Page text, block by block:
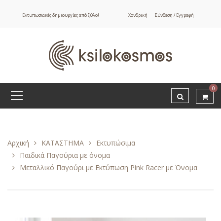
Εντυπωσιακές δημιουργίες από ξύλο! Χονδρική Σύνδεση / Εγγραφή
0
Αρχική ΚΑΤΑΣΤΗΜΑ
Εκτυπώσιμα
Παιδικά Παγούρια με όνομα
Μεταλλικό Παγούρι με Εκτύπωση Pink Racer με Όνομα